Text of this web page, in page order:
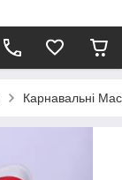
Карнавальні